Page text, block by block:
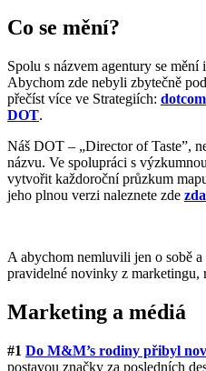
Co se mění?
Spolu s názvem agentury se
Abychom zde nebyli zbytečně
přečíst více ve Strategiích:
DOT.
Náš DOT – „Director of Taste”,
názvu. Ve spolupráci s
vytvořit každoroční průzkum
jeho plnou verzi naleznete zde
A abychom nemluvili jen o sobě a
pravidelné novinky z marketingu,
Marketing a médiá
#1 Do M&M’s rodiny přibyl
postavou značky za posledních